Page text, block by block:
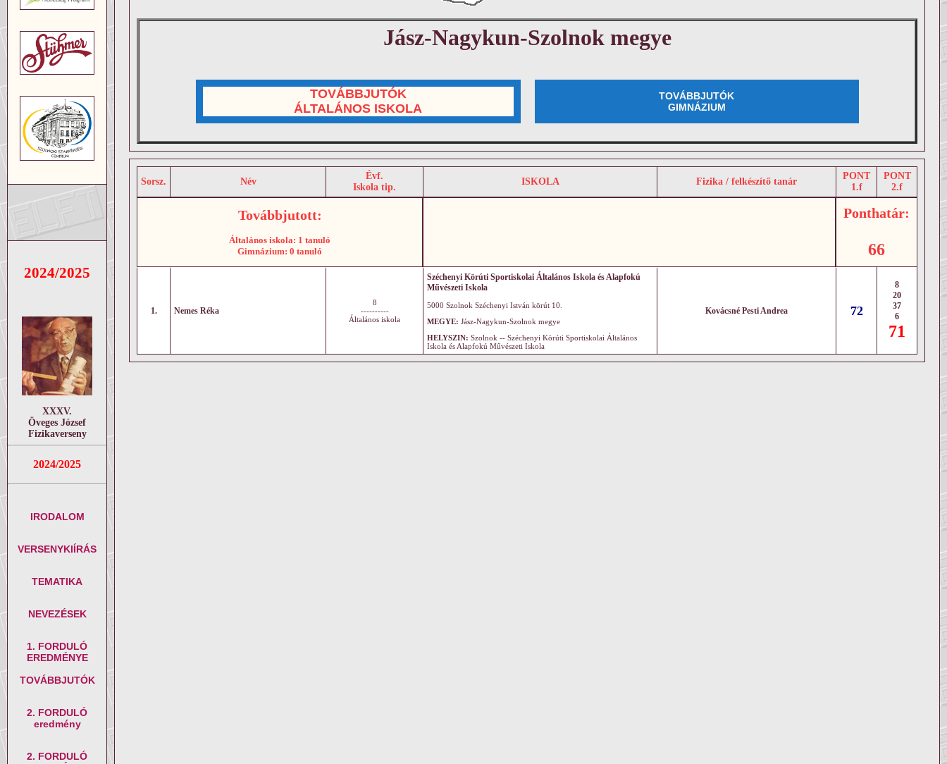
2024/2025
XXXV.
Öveges József
Fizikaverseny
2024/2025
IRODALOM
VERSENYKIÍRÁS
TEMATIKA
NEVEZÉSEK
1. FORDULÓ
EREDMÉNYE
TOVÁBBJUTÓK
2. FORDULÓ
eredmény
2. FORDULÓ
Jász-Nagykun-Szolnok megye
TOVÁBBJUTÓK
ÁLTALÁNOS ISKOLA
TOVÁBBJUTÓK
GIMNÁZIUM
Sorsz. Név
Évf.
Iskola tip.
ISKOLA Fizika / felkészítő tanár
PONT
1.f
PONT
2.f
Továbbjutott:
Általános iskola: 1 tanuló
Gimnázium: 0 tanuló
Ponthatár:
66
1. Nemes Réka
8
----------
Általános iskola
Széchenyi Körúti Sportiskolai Általános Iskola és Alapfokú
Művészeti Iskola
5000 Szolnok Széchenyi István körút 10.
MEGYE: Jász-Nagykun-Szolnok megye
HELYSZIN: Szolnok -- Széchenyi Körúti Sportiskolai Általános
Iskola és Alapfokú Művészeti Iskola
Kovácsné Pesti Andrea 72
8
20
37
6
71